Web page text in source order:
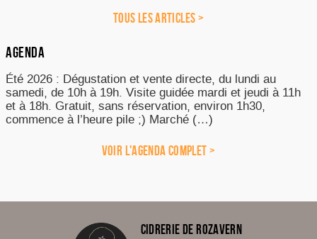
TOUS LES ARTICLES >
AGENDA
Été 2026 : Dégustation et vente directe, du lundi au
samedi, de 10h à 19h. Visite guidée mardi et jeudi à 11h
et à 18h. Gratuit, sans réservation, environ 1h30,
commence à l’heure pile ;) Marché (…)
VOIR L'AGENDA COMPLET >
CIDRERIE DE ROZAVERN